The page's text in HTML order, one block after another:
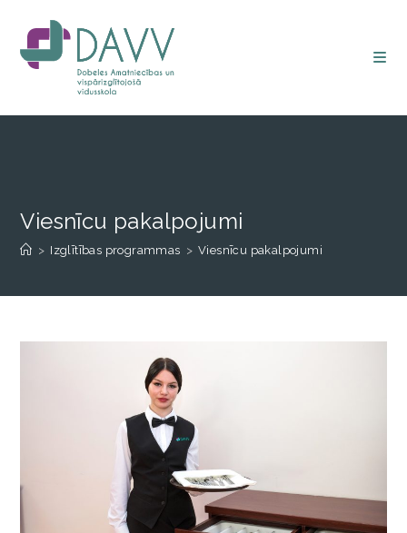
Viesnīcu pakalpojumi
> Izglītības programmas > Viesnīcu pakalpojumi